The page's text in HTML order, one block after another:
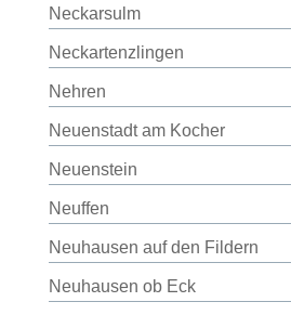
Neckarsulm
Neckartenzlingen
Nehren
Neuenstadt am Kocher
Neuenstein
Neuffen
Neuhausen auf den Fildern
Neuhausen ob Eck